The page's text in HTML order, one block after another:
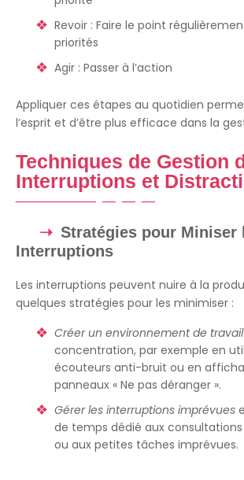
Revoir : Faire le point
priorités
Agir : Passer à l’action
Appliquer ces étapes au quotidien
l’esprit et d’être plus efficace dans la
Techniques de Gestion
Interruptions et
Stratégies pour Miniser
Interruptions
Les interruptions peuvent nuire à la
quelques stratégies pour les minimiser :
Créer un environnement de
concentration, par exemple en
écouteurs anti-bruit ou en
panneaux « Ne pas déranger ».
Gérer les interruptions imprévues
de temps dédié aux
ou aux petites tâches imprévues.